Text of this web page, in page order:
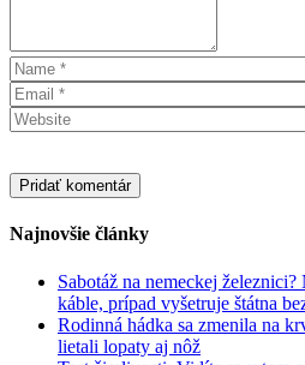
Najnovšie články
Sabotáž na nemeckej
káble, prípad vyšetruje štátna
Rodinná hádka sa zmenila na
lietali lopaty aj nôž